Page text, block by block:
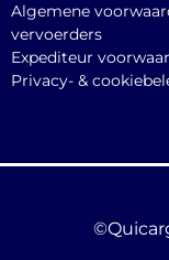
Algemene
vervoerders
Expediteur
Privacy- &